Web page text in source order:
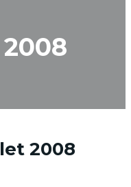
2008
2008